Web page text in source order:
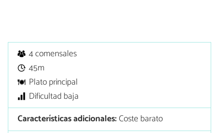
4 comensales
45m
Plato principal
Dificultad baja
Características adicionales:Coste barato